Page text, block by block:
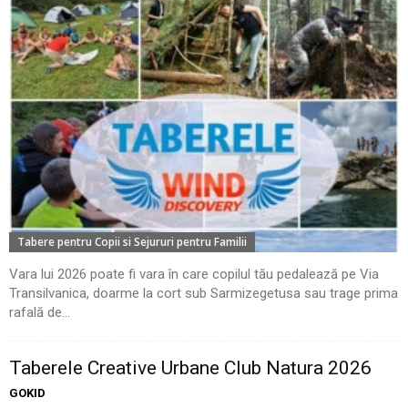
Tabere pentru Copii si Sejururi pentru Familii
Vara lui 2026 poate fi vara în care copilul tău pedalează pe Via
Transilvanica, doarme la cort sub Sarmizegetusa sau trage prima
rafală de...
Taberele Creative Urbane Club Natura 2026
GOKID